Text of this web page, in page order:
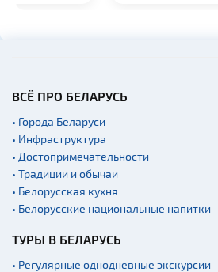
ВСЁ ПРО БЕЛАРУСЬ
• Города Беларуси
• Инфраструктура
• Достопримечательности
• Традиции и обычаи
• Белорусская кухня
• Белорусские национальные напитки
ТУРЫ В БЕЛАРУСЬ
• Регулярные однодневные экскурсии